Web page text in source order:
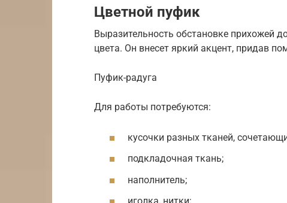
Цветной пуфик
Выразительность обстановке прихожей
цвета. Он внесет яркий акцент, придав
Пуфик-радуга
Для работы потребуются:
кусочки разных тканей,
подкладочная ткань;
наполнитель;